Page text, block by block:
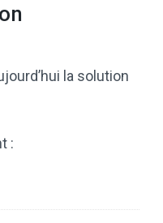
la solution
: